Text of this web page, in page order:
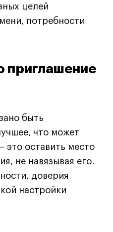
целей
потребности
приглашение
быть
что может
это оставить место
не навязывая его.
доверия
настройки